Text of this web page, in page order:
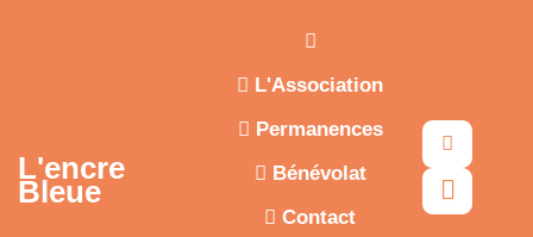
L'encre
Bleue
L'Association
Permanences
Bénévolat
Contact